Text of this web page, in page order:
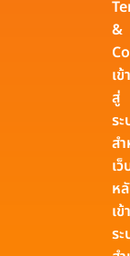
&
เข้า
สู่
ร
ส
เ
ห
เข้
ร